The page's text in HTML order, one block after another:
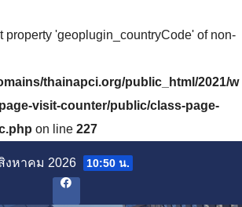
property 'geoplugin_countryCode' of non-
thainapci.org/public_html/2021/w
visit-counter/public/class-page-
on line 227
งหาคม 2026 10:50 น.